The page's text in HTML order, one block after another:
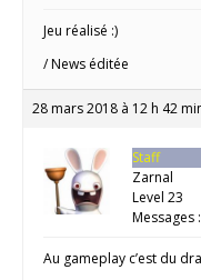
Jeu réalisé :)
/ News éditée
28 mars 2018 à 12 h 42
Staff
Zarnal
Level 23
Messages
Au gameplay c’est du